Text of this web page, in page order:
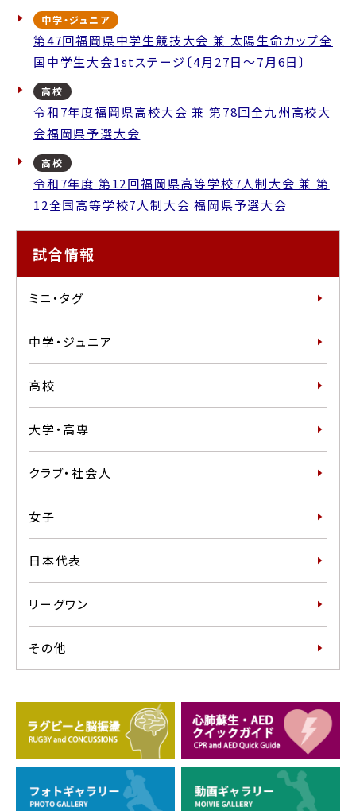
中学・ジュニア
第47回福岡県中学生競技大会 兼 太陽生命カップ全
国中学生大会1stステージ〔4月27日～7月6日〕
高校
令和7年度福岡県高校大会 兼 第78回全九州高校大
会福岡県予選大会
高校
令和7年度 第12回福岡県高等学校7人制大会 兼 第
12全国高等学校7人制大会 福岡県予選大会
試合情報
ミニ・タグ
中学・ジュニア
高校
大学・高専
クラブ・社会人
女子
日本代表
リーグワン
その他